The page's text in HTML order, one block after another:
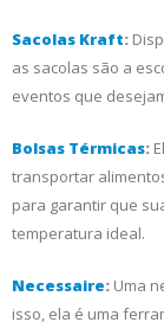
Sacolas Kraft:
as sacolas são a
eventos que
Bolsas Térmicas:
transportar
para garantir que
temperatura ideal.
Necessaire: Uma
isso, ela é uma